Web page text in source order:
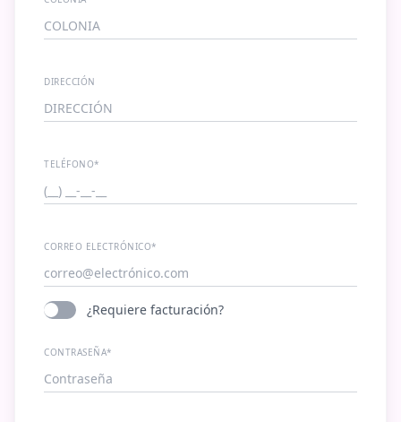
DIRECCIÓN
TELÉFONO*
CORREO ELECTRÓNICO*
¿Requiere facturación?
CONTRASEÑA*